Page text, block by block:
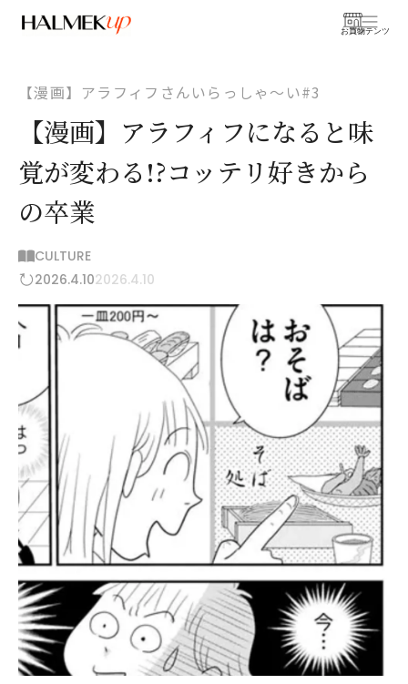
お買物
コンテンツ
【漫画】アラフィフさんいらっしゃ～い#3
【漫画】アラフィフになると味
覚が変わる!?コッテリ好きから
の卒業
CULTURE
2026.4.102026.4.10